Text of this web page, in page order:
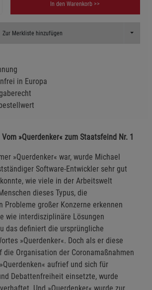
In den Warenkorb >>
Zur Merkliste hinzufügen Toggle
in Europa
»Querdenker« zum Staatsfeind Nr. 1
»Querdenker« war, wurde Michael
Software-Entwickler sehr gut
wie viele in der Arbeitswelt
dieses Typus, die
Probleme großer Konzerne erkennen
wie interdisziplinäre Lösungen
das definiert die ursprüngliche
»Querdenker«. Doch als er diese
die Organisation der Coronamaßnahmen
aufrief und sich für
Debattenfreiheit einsetzte, wurde